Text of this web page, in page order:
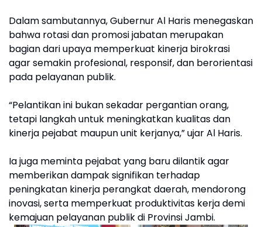
Dalam sambutannya, Gubernur Al Haris menegaskan
bahwa rotasi dan promosi jabatan merupakan
bagian dari upaya memperkuat kinerja birokrasi
agar semakin profesional, responsif, dan berorientasi
pada pelayanan publik.
“Pelantikan ini bukan sekadar pergantian orang,
tetapi langkah untuk meningkatkan kualitas dan
kinerja pejabat maupun unit kerjanya,” ujar Al Haris.
Ia juga meminta pejabat yang baru dilantik agar
memberikan dampak signifikan terhadap
peningkatan kinerja perangkat daerah, mendorong
inovasi, serta memperkuat produktivitas kerja demi
kemajuan pelayanan publik di Provinsi Jambi.